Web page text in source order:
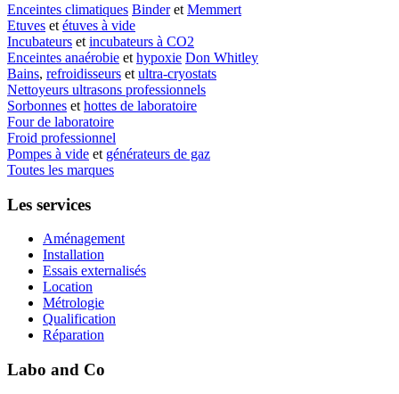
Enceintes climatiques Binderet Memmert
Etuves et étuves à vide
Incubateurs et incubateurs à CO2
Enceintes anaérobie et hypoxie Don Whitley
Bains, refroidisseurs et ultra-cryostats
Nettoyeurs ultrasons professionnels
Sorbonnes et hottes de laboratoire
Four de laboratoire
Froid professionnel
Pompes à vide et générateurs de gaz
Toutes les marques
Les services
Aménagement
Installation
Essais externalisés
Location
Métrologie
Qualification
Réparation
Labo and Co